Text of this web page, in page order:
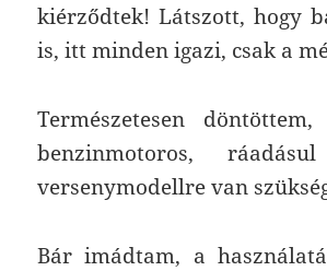
kiérződtek! Látszott, hogy
is, itt minden igazi, csak a
Természetesen
benzinmotoros,
versenymodellre van
Bár imádtam, a